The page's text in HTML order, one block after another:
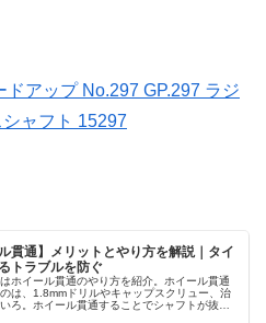
ドアップ No.297 GP.297 ラジ
ャフト 15297
ル貫通】メリットとやり方を解説｜タイ
トラブルを防ぐ
ホイール貫通のやり方を紹介。ホイール貫通
は、1.8mmドリルやキャップスクリュー、治
ろ。ホイール貫通することでシャフトが抜け